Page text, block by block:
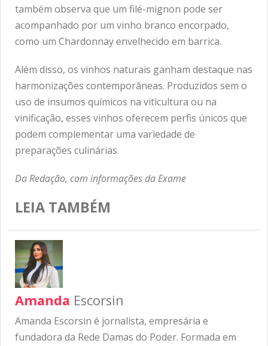
também observa que um filé-mignon pode ser
acompanhado por um vinho branco encorpado,
como um Chardonnay envelhecido em barrica.
Além disso, os vinhos naturais ganham destaque nas
harmonizações contemporâneas. Produzidos sem o
uso de insumos químicos na viticultura ou na
vinificação, esses vinhos oferecem perfis únicos que
podem complementar uma variedade de
preparações culinárias.
Da Redação, com informações da Exame
LEIA TAMBÉM
Amanda Escorsin
Amanda Escorsin é jornalista, empresária e
fundadora da Rede Damas do Poder. Formada em